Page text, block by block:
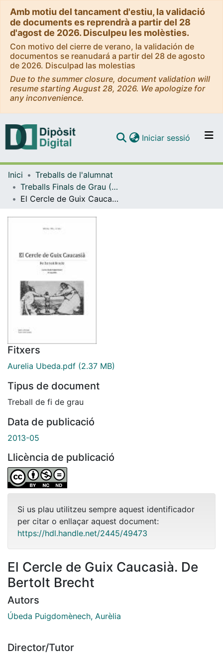
Amb motiu del tancament d'estiu, la validació
de documents es reprendrà a partir del 28
d'agost de 2026. Disculpeu les molèsties.
Con motivo del cierre de verano, la validación de
documentos se reanudará a partir del 28 de agosto
de 2026. Disculpad las molestias
Due to the summer closure, document validation will
resume starting August 28, 2026. We apologize for
any inconvenience.
Navega per tot el DD
Iniciar sessió (current)
Inici
Treballs de l'alumnat
Treballs Finals de Grau (TFG) - Història de l'Art
El Cercle de Guix Caucasià. De Bertolt Brecht
Fitxers
Aurelia Ubeda.pdf (2.37 MB)
Tipus de document
Treball de fi de grau
Data de publicació
2013-05
Llicència de publicació
Si us plau utilitzeu sempre aquest identificador
per citar o enllaçar aquest document:
https://hdl.handle.net/2445/49473
El Cercle de Guix Caucasià. De
Bertolt Brecht
Autors
Úbeda Puigdomènech, Aurèlia
Director/Tutor